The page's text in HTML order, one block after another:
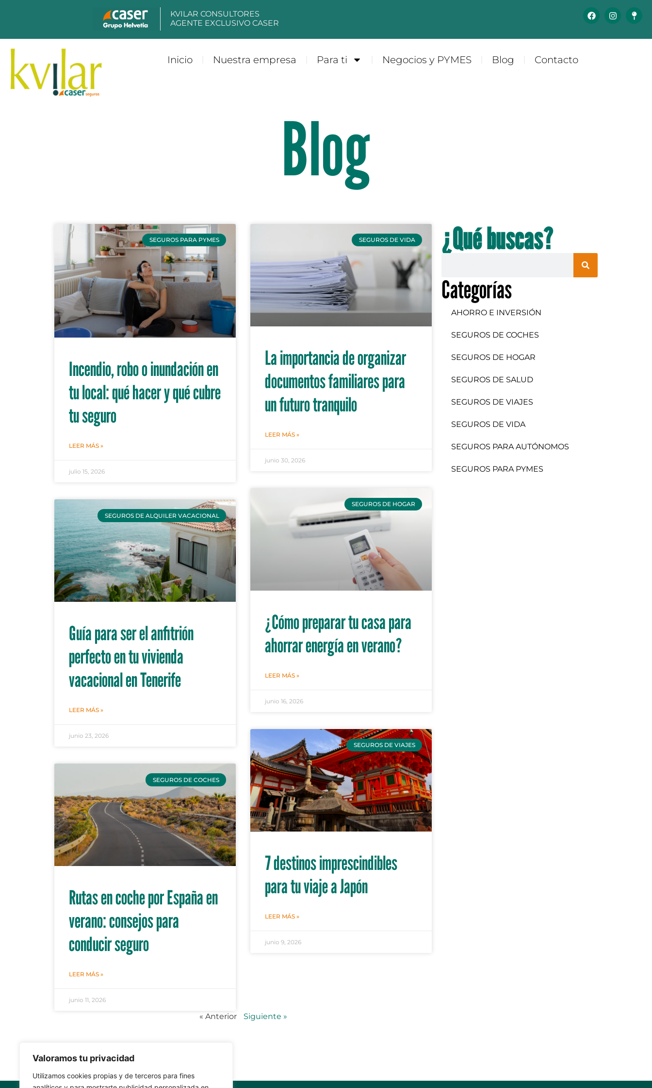
Valoramos tu privacidad
Utilizamos cookies propias y de terceros para fines
KVILAR CONSULTORES
AGENTE EXCLUSIVO CASER
Inicio Nuestra empresa Para ti Negocios y PYMES Blog Contacto
Blog
SEGUROS PARA PYMES
Incendio, robo o inundación en
tu local: qué hacer y qué cubre
tu seguro
LEER MÁS »
julio 15, 2026
SEGUROS DE VIDA
La importancia de organizar
documentos familiares para
un futuro tranquilo
LEER MÁS »
junio 30, 2026
SEGUROS DE ALQUILER VACACIONAL
Guía para ser el anfitrión
perfecto en tu vivienda
vacacional en Tenerife
LEER MÁS »
junio 23, 2026
SEGUROS DE HOGAR
¿Cómo preparar tu casa para
ahorrar energía en verano?
LEER MÁS »
junio 16, 2026
SEGUROS DE COCHES
Rutas en coche por España en
verano: consejos para
conducir seguro
LEER MÁS »
junio 11, 2026
SEGUROS DE VIAJES
7 destinos imprescindibles
para tu viaje a Japón
LEER MÁS »
junio 9, 2026
« Anterior Siguiente »
¿Qué buscas?
Categorías
AHORRO E INVERSIÓN
SEGUROS DE COCHES
SEGUROS DE HOGAR
SEGUROS DE SALUD
SEGUROS DE VIAJES
SEGUROS DE VIDA
SEGUROS PARA AUTÓNOMOS
SEGUROS PARA PYMES